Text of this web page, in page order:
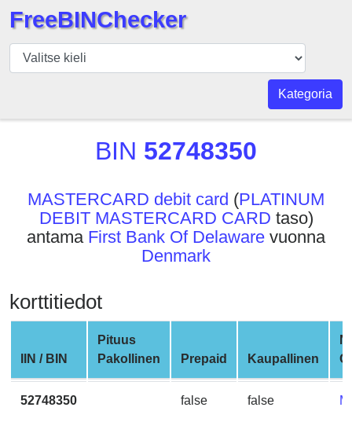
BIN
Tarkistaja
API
BIN
Generator
Checker
v2
CC
Generator
from
Banks
FreeBINChecker
Kategoria
BIN 52748350
MASTERCARD debit card (PLATINUM
DEBIT MASTERCARD CARD taso)
antama First Bank Of Delaware vuonna
Denmark
korttitiedot
IIN / BIN
Pituus
Pakollinen
Prepaid Kaupallinen
52748350 false false